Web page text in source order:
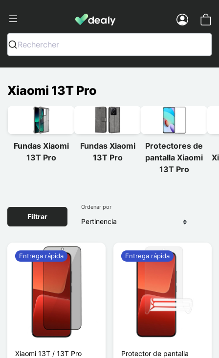
Dealy - Fundas y accesorios para
Rechercher
Xiaomi 13T Pro
Fundas Xiaomi
13T Pro
Fundas Xiaomi
13T Pro
Protectores de
pantalla Xiaomi
13T Pro
Filtrar
Ordenar por
Xiaomi 13T / 13T Pro
Entrega rápida
Protector de pantalla
Entrega rápida